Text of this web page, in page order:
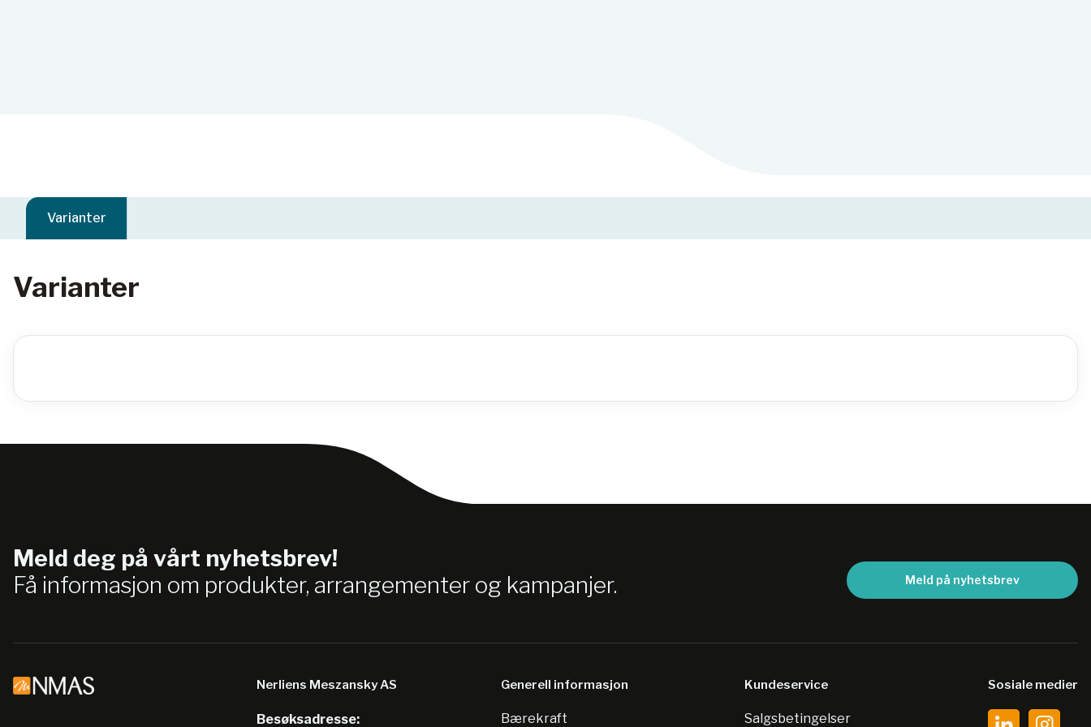
Varianter
Varianter
Meld deg på vårt nyhetsbrev!
Få informasjon om produkter, arrangementer og kampanjer.
Meld på nyhetsbrev
Nerliens Meszansky AS
Besøksadresse:
Generell informasjon
Bærekraft
Kundeservice
Salgsbetingelser
Sosiale medier